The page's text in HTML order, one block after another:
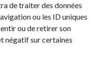
de traiter des données
ou les ID uniques
ou de retirer son
négatif sur certaines